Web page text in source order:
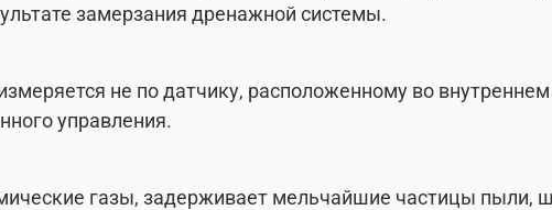
замерзания дренажной системы.
не по датчику, расположенному во внутреннем
управления.
газы, задерживает мельчайшие частицы пыли,